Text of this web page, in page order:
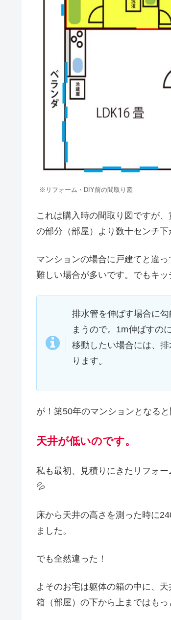
※リフォーム・DIY前の間取り図
これは購入時の間取り図ですが
の部分（部屋）より数十センチ
マンションの場合に戸建てと違
難しい場合が多いです。でもキ
排水管を伸ばす場合に
まうので。1m伸ばすの
移動したい場合には、
ります。
が！築50年のマンションとなると
天井が低いのです。
私も最初、見積りにきたリフォ
💦
床から天井の高さを測った時に
ました。
でも全然違った！
よそのお宅は躯体の箱の中に、
箱（部屋）の下から上まではもっ